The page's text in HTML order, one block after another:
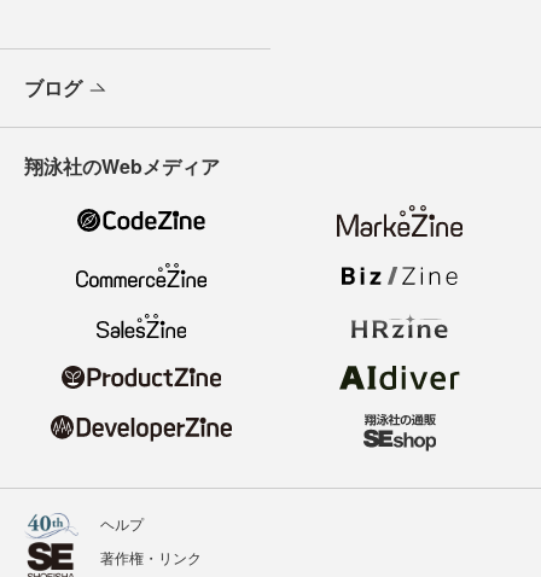
ブログ
翔泳社のWebメディア
ヘルプ
著作権・リンク